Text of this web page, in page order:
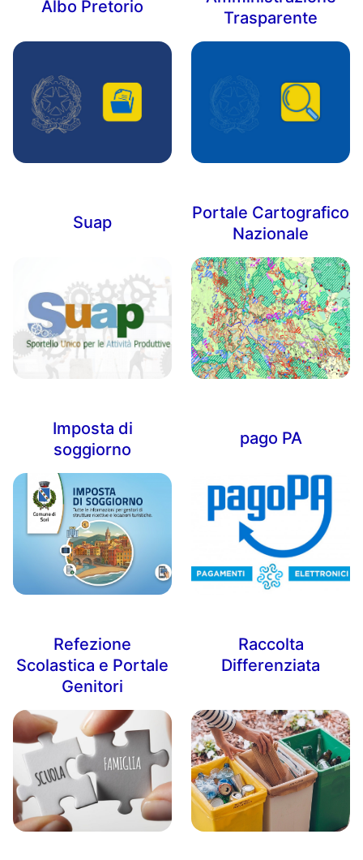
Albo Pretorio
Trasparente
Suap
Portale Cartografico
Nazionale
Imposta di
soggiorno
pago PA
Refezione
Scolastica e Portale
Genitori
Raccolta
Differenziata